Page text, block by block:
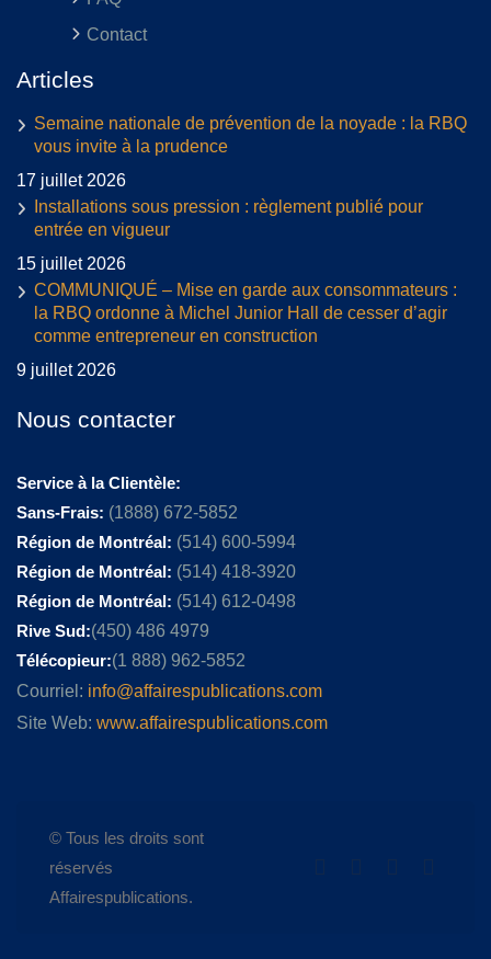
Contact
Articles
Semaine nationale de prévention de la noyade : la RBQ
vous invite à la prudence
17 juillet 2026
Installations sous pression : règlement publié pour
entrée en vigueur
15 juillet 2026
COMMUNIQUÉ – Mise en garde aux consommateurs :
la RBQ ordonne à Michel Junior Hall de cesser d’agir
comme entrepreneur en construction
9 juillet 2026
Nous contacter
Service à la Clientèle:
Sans-Frais: (1888) 672-5852
Région de Montréal: (514) 600-5994
Région de Montréal: (514) 418-3920
Région de Montréal: (514) 612-0498
Rive Sud:(450) 486 4979
Télécopieur:(1 888) 962-5852
Courriel: info@affairespublications.com
Site Web: www.affairespublications.com
© Tous les droits sont
réservés
Affairespublications.